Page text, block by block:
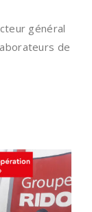
général
de